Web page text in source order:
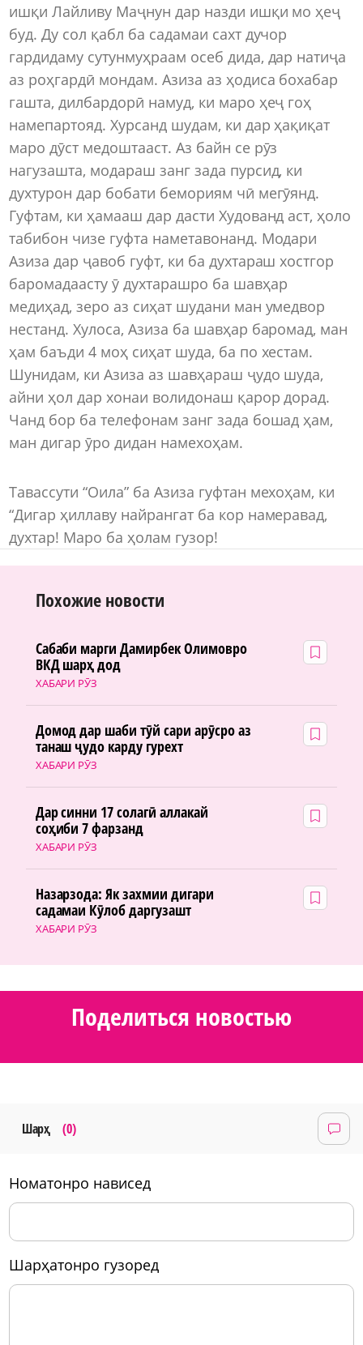
ишқи Лайливу Маҷнун дар назди ишқи мо ҳеҷ
буд. Ду сол қабл ба садамаи сахт дучор
гардидаму сутунмуҳраам осеб дида, дар натиҷа
аз роҳгардӣ мондам. Азиза аз ҳодиса бохабар
гашта, дилбардорӣ намуд, ки маро ҳеҷ гоҳ
намепартояд. Хурсанд шудам, ки дар ҳақиқат
маро дӯст медоштааст. Аз байн се рӯз
нагузашта, модараш занг зада пурсид, ки
духтурон дар бобати бемориям чӣ мегӯянд.
Гуфтам, ки ҳамааш дар дасти Худованд аст, ҳоло
табибон чизе гуфта наметавонанд. Модари
Азиза дар ҷавоб гуфт, ки ба духтараш хостгор
баромадаасту ӯ духтарашро ба шавҳар
медиҳад, зеро аз сиҳат шудани ман умедвор
нестанд. Хулоса, Азиза ба шавҳар баромад, ман
ҳам баъди 4 моҳ сиҳат шуда, ба по хестам.
Шунидам, ки Азиза аз шавҳараш ҷудо шуда,
айни ҳол дар хонаи волидонаш қарор дорад.
Чанд бор ба телефонам занг зада бошад ҳам,
ман дигар ӯро дидан намехоҳам.
Тавассути “Оила” ба Азиза гуфтан мехоҳам, ки
“Дигар ҳиллаву найрангат ба кор намеравад,
духтар! Маро ба ҳолам гузор!
Похожие новости
ХАБАРИ РӮЗ
Сабаби марги Дамирбек Олимовро
ВКД шарҳ дод
ХАБАРИ РӮЗ
Домод дар шаби тӯй сари арӯсро аз
танаш ҷудо карду гурехт
ХАБАРИ РӮЗ
Дар синни 17 солагӣ аллакай
соҳиби 7 фарзанд
ХАБАРИ РӮЗ
Назарзода: Як захмии дигари
садамаи Кӯлоб даргузашт
Поделиться новостью
Шарҳ (0)
номатонро нависед
шарҳатонро гузоред